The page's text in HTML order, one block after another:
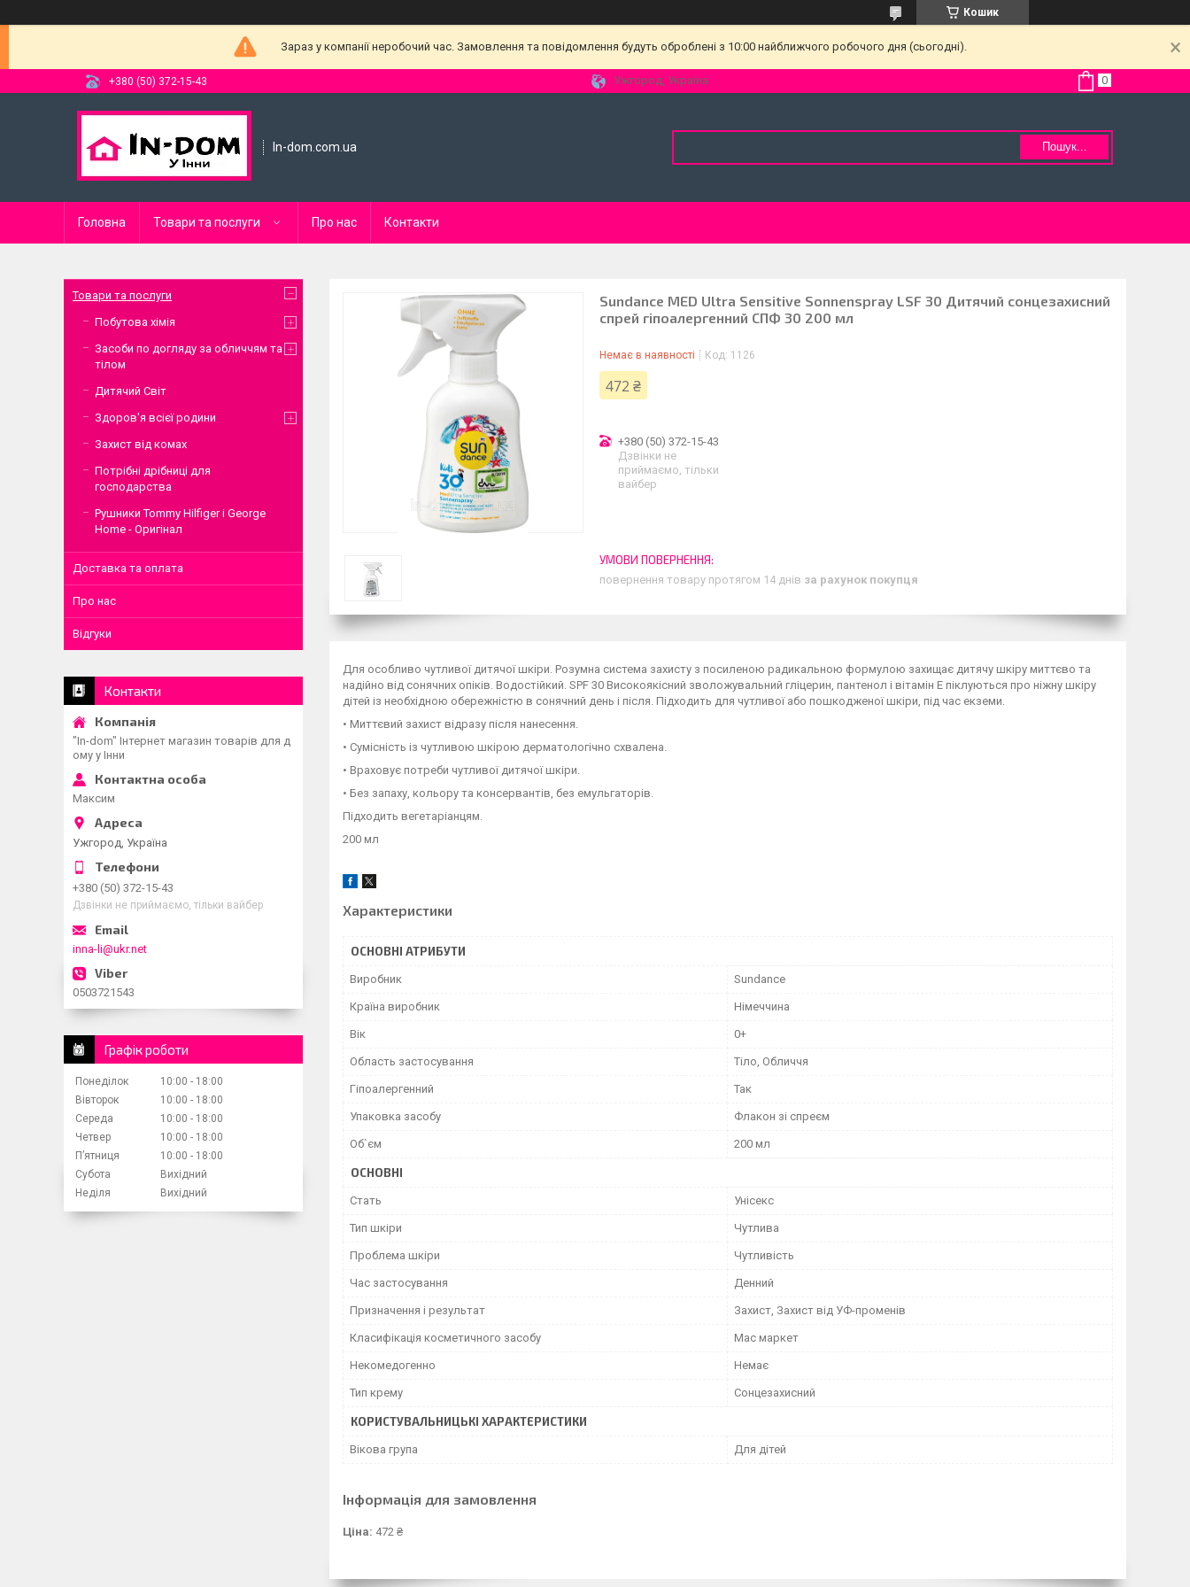
Кошик
Зараз у компанії неробочий час. Замовлення та повідомлення будуть оброблені з 10:00 найближчого робочого дня (сьогодні).
+380 (50) 372-15-43 Ужгород, Україна
In-dom.com.ua Пошук...
Головна Товари та послуги Про нас Контакти
Sundance MED Ultra Sensitive Sonnenspray LSF 30 Дитячий сонцезахисний
спрей гіпоалергенний СПФ 30 200 мл
Немає в наявності Код: 1126
472 ₴
+380 (50) 372-15-43
Дзвінки не
приймаємо, тільки
вайбер
повернення товару протягом 14 днів за рахунок покупця
Для особливо чутливої дитячої шкіри. Розумна система захисту з посиленою радикальною формулою захищає дитячу шкіру миттєво та
надійно від сонячних опіків. Водостійкий. SPF 30 Високоякісний зволожувальний гліцерин, пантенол і вітамін Е піклуються про ніжну шкіру
дітей із необхідною обережністю в сонячний день і після. Підходить для чутливої або пошкодженої шкіри, під час екземи.
• Миттєвий захист відразу після нанесення.
• Сумісність із чутливою шкірою дерматологічно схвалена.
• Враховує потреби чутливої дитячої шкіри.
• Без запаху, кольору та консервантів, без емульгаторів.
Підходить вегетаріанцям.
200 мл
Характеристики
ОСНОВНІ АТРИБУТИ
Виробник Sundance
Країна виробник Німеччина
Вік 0+
Область застосування Тіло, Обличчя
Гіпоалергенний Так
Упаковка засобу Флакон зі спреєм
Об`єм 200 мл
ОСНОВНІ
Стать Унісекс
Тип шкіри Чутлива
Проблема шкіри Чутливість
Час застосування Денний
Призначення і результат Захист, Захист від УФ-променів
Класифікація косметичного засобу Мас маркет
Некомедогенно Немає
Тип крему Сонцезахисний
КОРИСТУВАЛЬНИЦЬКІ ХАРАКТЕРИСТИКИ
Вікова група Для дітей
Інформація для замовлення
Ціна: 472 ₴
Товари та послуги
Побутова хімія
Засоби по догляду за обличчям та
тілом
Дитячий Світ
Здоров'я всієї родини
Захист від комах
Потрібні дрібниці для
господарства
Рушники Tommy Hilfiger і George
Home - Оригінал
Доставка та оплата
Про нас
Відгуки
Контакти
"In-dom" Інтернет магазин товарів для д
ому у Інни
Максим
Ужгород, Україна
+380 (50) 372-15-43
Дзвінки не приймаємо, тільки вайбер
inna-li@ukr.net
0503721543
Графік роботи
Понеділок 10:00
18:00
Вівторок
10:00
18:00
Середа
10:00
18:00
Четвер
10:00
18:00
Пʼятниця
10:00
18:00
Субота
Вихідний
Неділя
Вихідний